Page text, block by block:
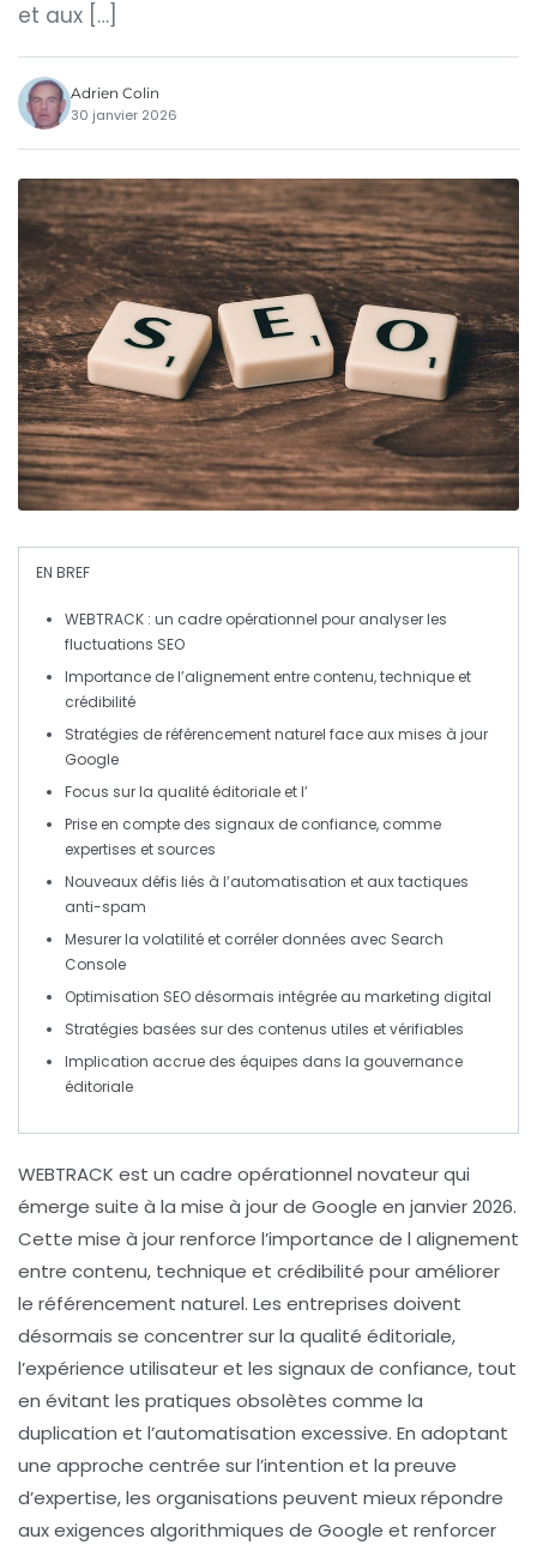
et aux […]
Adrien Colin
30 janvier 2026
EN BREF
WEBTRACK : un cadre opérationnel pour analyser les
fluctuations SEO
Importance de l’alignement entre contenu, technique et
crédibilité
Stratégies deréférencement naturel face aux mises à jour
Google
Focus sur la qualité éditoriale et l’
Prise en compte des signaux de confiance, comme
expertises et sources
Nouveaux défis liés à l’automatisation et aux tactiques
anti-spam
Mesurer la volatilité et corréler données avec Search
Console
Optimisation SEO désormais intégrée au marketing digital
Stratégies basées sur des contenus utiles et vérifiables
Implication accrue des équipes dans la gouvernance
éditoriale
WEBTRACK est un cadre opérationnel novateur qui
émerge suite à la mise à jour de Google en janvier 2026.
Cette mise à jour renforce l’importance de l alignement
entre contenu, technique et crédibilité pour améliorer
le référencement naturel. Les entreprises doivent
désormais se concentrer sur la qualité éditoriale,
l’expérience utilisateuret les signaux de confiance, tout
en évitant les pratiques obsolètes comme la
duplication et l’automatisation excessive. En adoptant
une approche centrée sur l’intention et la preuve
d’expertise, les organisations peuvent mieux répondre
aux exigences algorithmiques de Google et renforcer